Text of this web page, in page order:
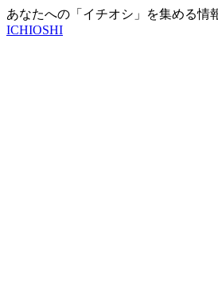
あなたへの「イチオシ」を集める情
ICHIOSHI